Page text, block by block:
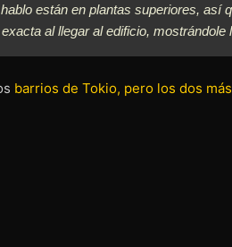
están en plantas superiores, así
al llegar al edificio, mostrándole
barrios de Tokio, pero los dos